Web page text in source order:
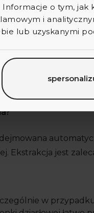
o tym, jak
i
lub uzyskanymi
– najczęściej
chirurgicznym
wprowadzić
stany
a czasem
Ekstrakcja jest
w